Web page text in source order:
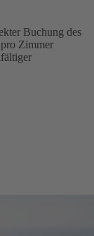
Buchung des
Zimmer